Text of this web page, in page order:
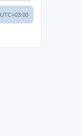
UTC+03:00